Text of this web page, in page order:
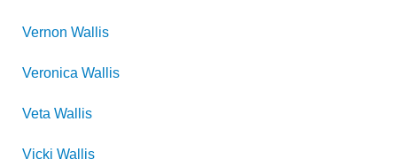
Vernon Wallis
Veronica Wallis
Veta Wallis
Vicki Wallis